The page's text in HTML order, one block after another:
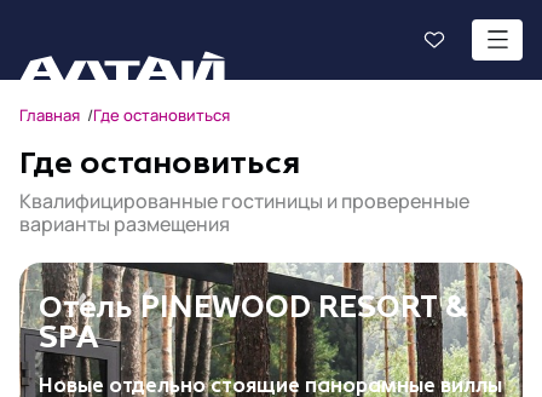
Главная Где остановиться
Где остановиться
Квалифицированные гостиницы и проверенные
варианты размещения
Отель PINEWOOD RESORT &
SPA
Новые отдельно стоящие панорамные виллы